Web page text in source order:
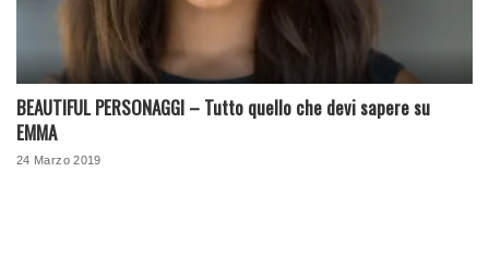
BEAUTIFUL PERSONAGGI – Tutto quello che devi sapere su
EMMA
24 Marzo 2019